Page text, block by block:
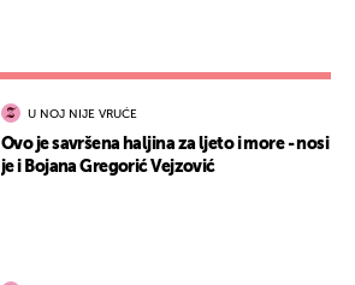
U NOJ NIJE VRUĆE
Ovo je savršena haljina za ljeto i more - nosi
je i Bojana Gregorić Vejzović